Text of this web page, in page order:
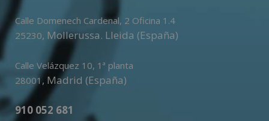
Calle Domenech Cardenal, 2 Oficina 1.4
25230, Mollerussa. Lleida (España)
Calle Velázquez 10, 1ª planta
28001, Madrid (España)
910 052 681